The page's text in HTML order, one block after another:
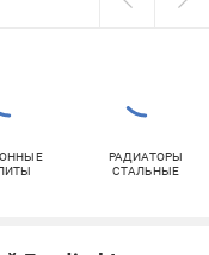
РАДИАТОРЫ
СТАЛЬНЫЕ